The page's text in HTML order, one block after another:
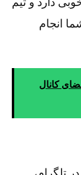
انجام
کانال